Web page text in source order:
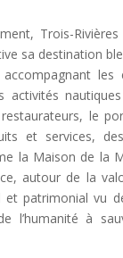
Trois-
sa destination
les
activités
le
et services,
la Maison de la
autour de la
et patrimonial vu
l’humanité à